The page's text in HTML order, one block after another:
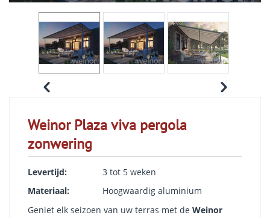
Weinor Plaza viva pergola
zonwering
Levertijd:
3 tot 5 weken
Materiaal:
Hoogwaardig aluminium
Geniet elk seizoen van uw terras met de Weinor